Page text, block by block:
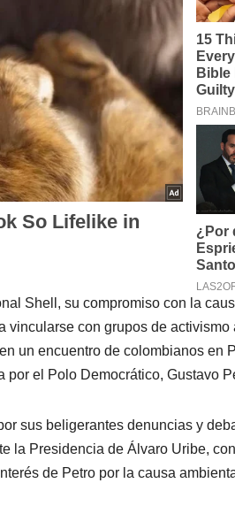
Shell, su compromiso con la
vincularse con grupos de activismo
un encuentro de colombianos en
el Polo Democrático, Gustavo
sus beligerantes denuncias y
la Presidencia de Álvaro Uribe,
de Petro por la causa